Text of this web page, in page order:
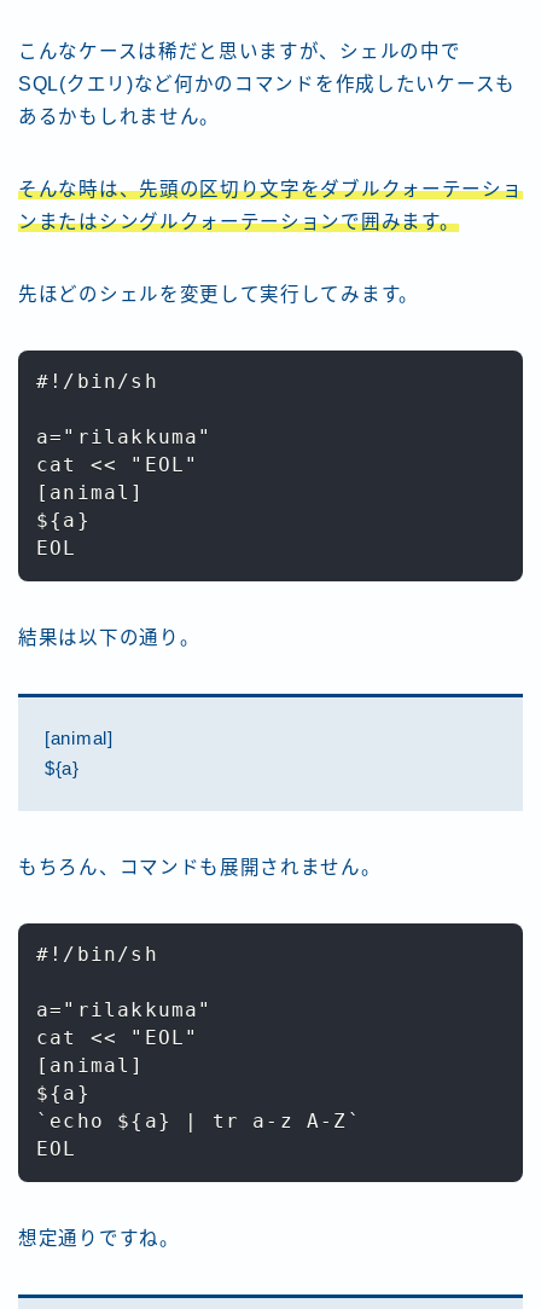
こんなケースは稀だと思いますが、シェルの中で
SQL(クエリ)など何かのコマンドを作成したいケースも
あるかもしれません。
そんな時は、先頭の区切り文字をダブルクォーテーショ
ンまたはシングルクォーテーションで囲みます。
先ほどのシェルを変更して実行してみます。
#!/bin/sh
a="rilakkuma"
cat << "EOL"
[animal]
${a}
結果は以下の通り。
[animal]
${a}
もちろん、コマンドも展開されません。
#!/bin/sh
a="rilakkuma"
cat << "EOL"
[animal]
${a}
`echo ${a} | tr a-z A-Z`
想定通りですね。